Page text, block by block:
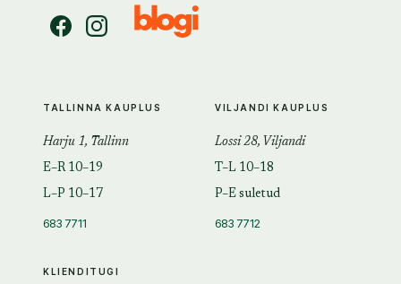
KLIENDITUGI
TALLINNA KAUPLUS
Harju 1, Tallinn
E–R 10–19
L–P 10–17
683 7711
VILJANDI KAUPLUS
Lossi 28, Viljandi
T–L 10–18
P–E suletud
683 7712